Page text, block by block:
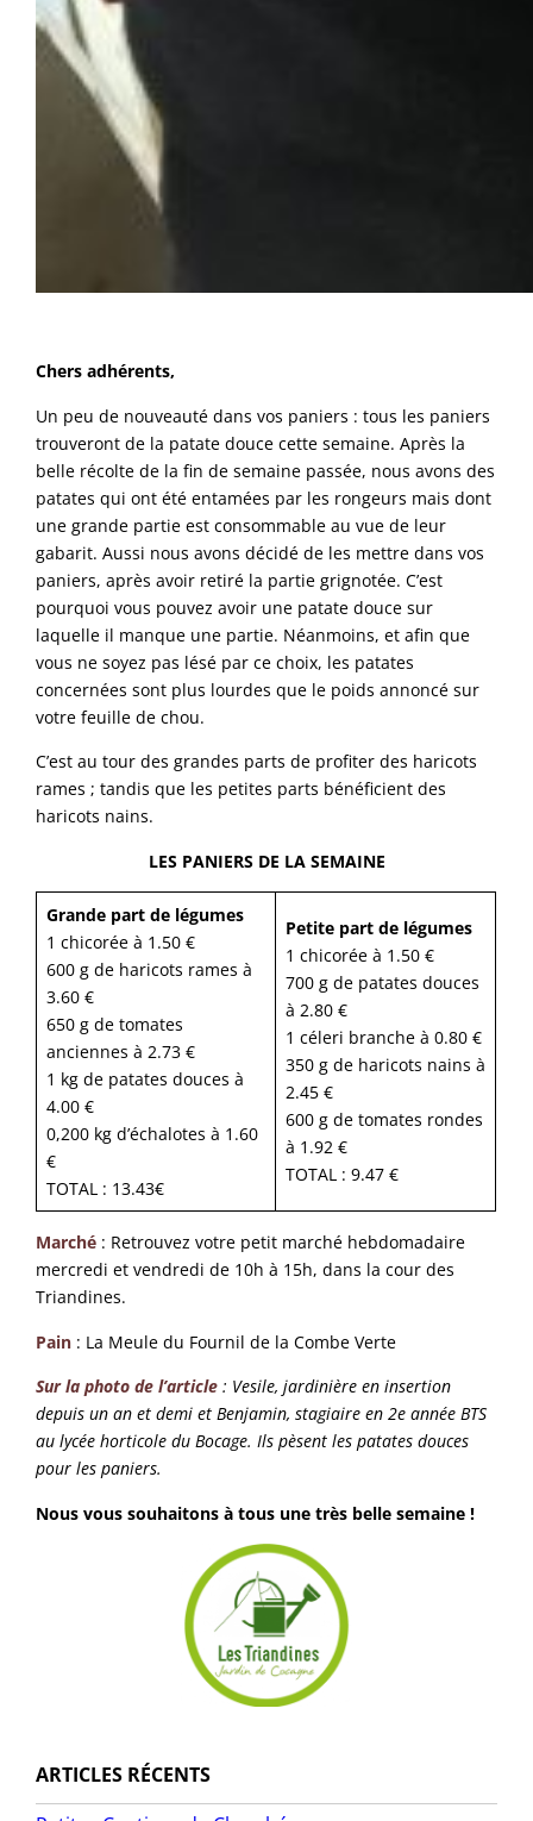
Chers adhérents,
Un peu de nouveauté dans vos paniers : tous les paniers
trouveront de la patate douce cette semaine. Après la
belle récolte de la fin de semaine passée, nous avons des
patates qui ont été entamées par les rongeurs mais dont
une grande partie est consommable au vue de leur
gabarit. Aussi nous avons décidé de les mettre dans vos
paniers, après avoir retiré la partie grignotée. C’est
pourquoi vous pouvez avoir une patate douce sur
laquelle il manque une partie. Néanmoins, et afin que
vous ne soyez pas lésé par ce choix, les patates
concernées sont plus lourdes que le poids annoncé sur
votre feuille de chou.
C’est au tour des grandes parts de profiter des haricots
rames ; tandis que les petites parts bénéficient des
haricots nains.
LES PANIERS DE LA SEMAINE
Grande part de légumes
1 chicorée à 1.50 €
600 g de haricots rames à
3.60 €
650 g de tomates
anciennes à 2.73 €
1 kg de patates douces à
4.00 €
0,200 kg d’échalotes à 1.60
€
TOTAL : 13.43€
Petite part de légumes
1 chicorée à 1.50 €
700 g de patates douces
à 2.80 €
1 céleri branche à 0.80 €
350 g de haricots nains à
2.45 €
600 g de tomates rondes
à 1.92 €
TOTAL : 9.47 €
Marché : Retrouvez votre petit marché hebdomadaire
mercredi et vendredi de 10h à 15h, dans la cour des
Triandines.
Pain : La Meule du Fournil de la Combe Verte
Sur la photo de l’article : Vesile, jardinière en insertion
depuis un an et demi et Benjamin, stagiaire en 2e année BTS
au lycée horticole du Bocage. Ils pèsent les patates douces
pour les paniers.
Nous vous souhaitons à tous une très belle semaine !
ARTICLES RÉCENTS